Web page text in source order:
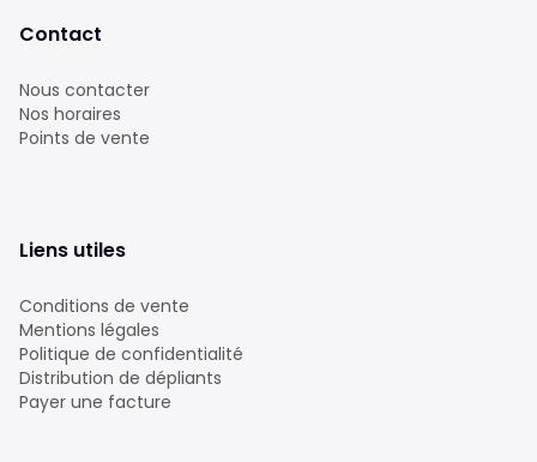
Contact
Nous contacter
Nos horaires
Points de vente
Liens utiles
Conditions de vente
Mentions légales
Politique de confidentialité
Distribution de dépliants
Payer une facture